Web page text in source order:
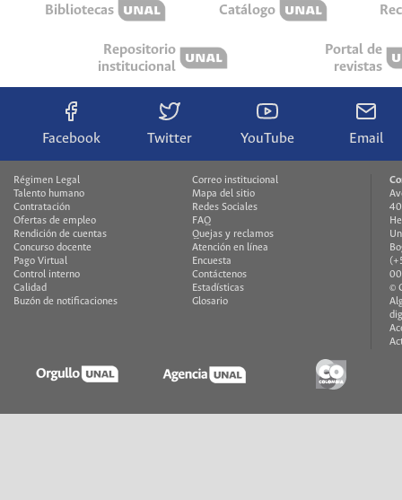
Bibliotecas Catálogo
Repositorio
institucional
Portal de
revistas
Facebook Twitter YouTube Email
Régimen Legal
Talento humano
Contratación
Ofertas de empleo
Rendición de cuentas
Concurso docente
Pago Virtual
Control interno
Calidad
Buzón de notificaciones
Correo institucional
Mapa del sitio
Redes Sociales
FAQ
Quejas y reclamos
Atención en línea
Encuesta
Contáctenos
Estadísticas
Glosario
©